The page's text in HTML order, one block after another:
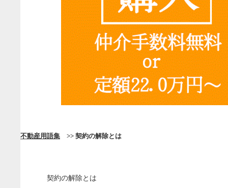
不動産用語集 >> 契約の解除とは
契約の解除とは